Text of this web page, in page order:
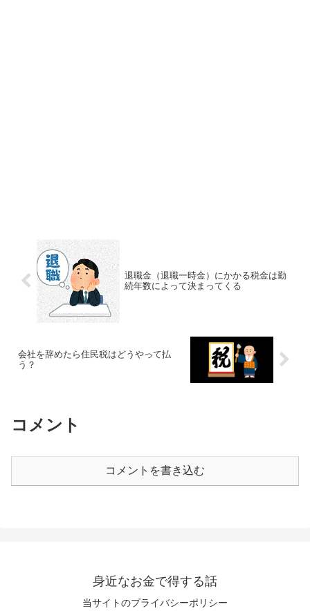
退職金（退職一時金）にかかる税金は勤
続年数によって決まってくる
会社を辞めたら住民税はどうやって払
う？
コメント
コメントを書き込む
身近なお金で得する話
当サイトのプライバシーポリシー